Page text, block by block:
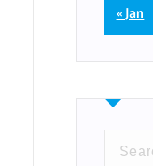
« Jan